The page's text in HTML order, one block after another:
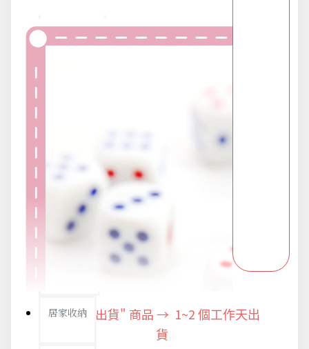
開學季用品
防颱備品安心準備
冬季專區
居家收納
"快速出貨" 商品 → 1~2 個工作天出
貨